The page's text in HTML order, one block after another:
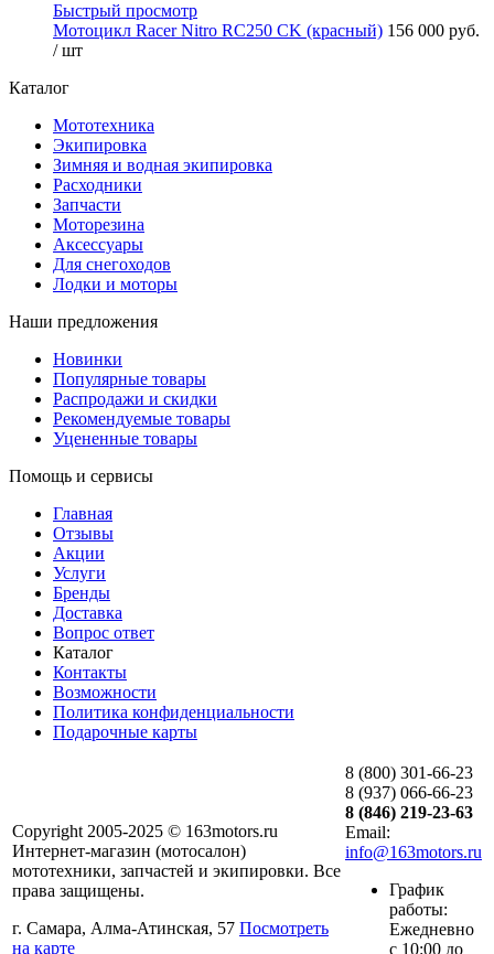
Быстрый просмотр
Мотоцикл Racer Nitro RC250 CK (красный) 156 000 руб.
/ шт
Каталог
Мототехника
Экипировка
Зимняя и водная экипировка
Расходники
Запчасти
Моторезина
Аксессуары
Для снегоходов
Лодки и моторы
Наши предложения
Новинки
Популярные товары
Распродажи и скидки
Рекомендуемые товары
Уцененные товары
Помощь и сервисы
Главная
Отзывы
Акции
Услуги
Бренды
Доставка
Вопрос ответ
Каталог
Контакты
Возможности
Политика конфиденциальности
Подарочные карты
Copyright 2005-2025 © 163motors.ru
Интернет-магазин (мотосалон)
мототехники, запчастей и экипировки. Все
права защищены.
г. Самара, Алма-Атинская, 57 Посмотреть
на карте
8 (800) 301-66-23
8 (937) 066-66-23
8 (846) 219-23-63
Email:
info@163motors.ru
График
работы:
Ежедневно
с 10:00 до